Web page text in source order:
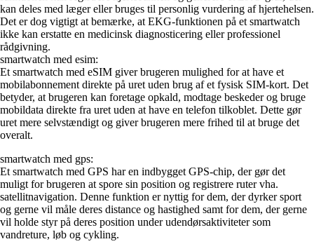
kan deles med læger eller bruges til personlig vurdering af hjertehelsen.
Det er dog vigtigt at bemærke, at EKG-funktionen på et smartwatch
ikke kan erstatte en medicinsk diagnosticering eller professionel
rådgivning.
smartwatch med esim:
Et smartwatch med eSIM giver brugeren mulighed for at have et
mobilabonnement direkte på uret uden brug af et fysisk SIM-kort. Det
betyder, at brugeren kan foretage opkald, modtage beskeder og bruge
mobildata direkte fra uret uden at have en telefon tilkoblet. Dette gør
uret mere selvstændigt og giver brugeren mere frihed til at bruge det
overalt.
smartwatch med gps:
Et smartwatch med GPS har en indbygget GPS-chip, der gør det
muligt for brugeren at spore sin position og registrere ruter vha.
satellitnavigation. Denne funktion er nyttig for dem, der dyrker sport
og gerne vil måle deres distance og hastighed samt for dem, der gerne
vil holde styr på deres position under udendørsaktiviteter som
vandreture, løb og cykling.